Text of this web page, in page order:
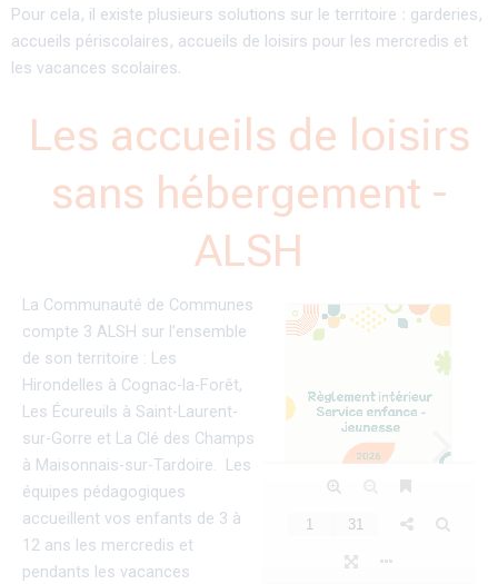
Pour cela, il existe plusieurs solutions sur le territoire : garderies,
accueils périscolaires, accueils de loisirs pour les mercredis et
les vacances scolaires.
Les accueils de loisirs
sans hébergement -
ALSH
La Communauté de Communes
compte 3 ALSH sur l’ensemble
de son territoire : Les
Hirondelles à Cognac-la-Forêt,
Les Écureuils à Saint-Laurent-
sur-Gorre et La Clé des Champs
à Maisonnais-sur-Tardoire. Les
équipes pédagogiques
accueillent vos enfants de 3 à
12 ans les mercredis et
pendants les vacances